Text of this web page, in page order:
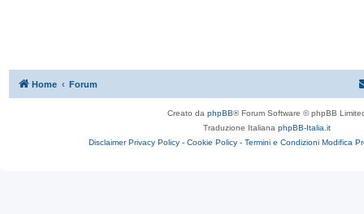
Home Forum
Creato da phpBB® Forum Software © phpBB
Traduzione Italiana phpBB-Italia.it
Disclaimer Privacy Policy - Cookie Policy - Termini e Condizioni Modifica